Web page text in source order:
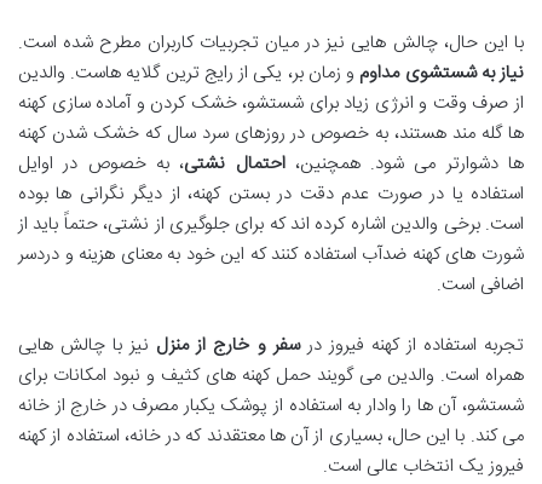
با این حال، چالش هایی نیز در میان تجربیات کاربران مطرح شده است.
نیاز به شستشوی مداوم و زمان بر، یکی از رایج ترین گلایه هاست. والدین
از صرف وقت و انرژی زیاد برای شستشو، خشک کردن و آماده سازی کهنه
ها گله مند هستند، به خصوص در روزهای سرد سال که خشک شدن کهنه
ها دشوارتر می شود. همچنین،احتمال نشتی، به خصوص در اوایل
استفاده یا در صورت عدم دقت در بستن کهنه، از دیگر نگرانی ها بوده
است. برخی والدین اشاره کرده اند که برای جلوگیری از نشتی، حتماً باید از
شورت های کهنه ضدآب استفاده کنند که این خود به معنای هزینه و دردسر
اضافی است.
تجربه استفاده از کهنه فیروز درسفر و خارج از منزل نیز با چالش هایی
همراه است. والدین می گویند حمل کهنه های کثیف و نبود امکانات برای
شستشو، آن ها را وادار به استفاده از پوشک یکبار مصرف در خارج از خانه
می کند. با این حال، بسیاری از آن ها معتقدند که در خانه، استفاده از کهنه
فیروز یک انتخاب عالی است.